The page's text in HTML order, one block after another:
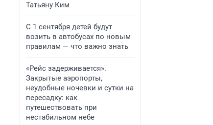
Татьяну Ким
С 1 сентября детей будут
возить в автобусах по новым
правилам — что важно знать
«Рейс задерживается».
Закрытые аэропорты,
неудобные ночевки и сутки на
пересадку: как
путешествовать при
нестабильном небе